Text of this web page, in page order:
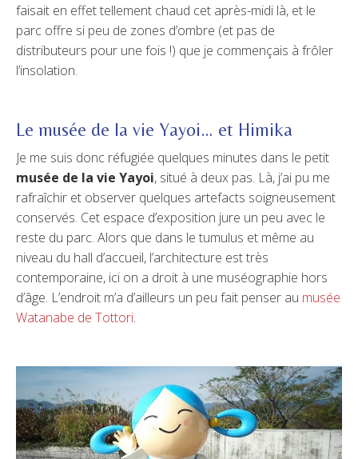
faisait en effet tellement chaud cet après-midi là, et le
parc offre si peu de zones d’ombre (et pas de
distributeurs pour une fois !) que je commençais à frôler
l’insolation.
Le musée de la vie Yayoi… et Himika
Je me suis donc réfugiée quelques minutes dans le petit
musée de la vie Yayoi, situé à deux pas. Là, j’ai pu me
rafraîchir et observer quelques artefacts soigneusement
conservés. Cet espace d’exposition jure un peu avec le
reste du parc. Alors que dans le tumulus et même au
niveau du hall d’accueil, l’architecture est très
contemporaine, ici on a droit à une muséographie hors
d’âge. L’endroit m’a d’ailleurs un peu fait penser au musée
Watanabe de Tottori.